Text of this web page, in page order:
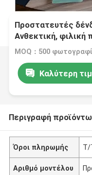
Προστατευτές
Ανθεκτική, φιλική
δέντρα από τον
χρήση
τροφή, με
Καλύτερη
Περιγραφή
Όροι πληρωμής T/
Αριθμό μοντέλου